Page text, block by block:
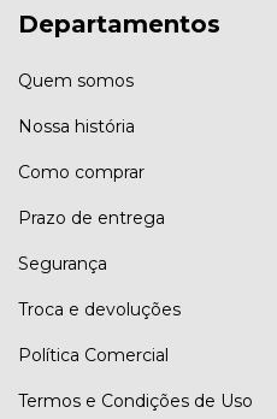
Departamentos
Quem somos
Nossa história
Como comprar
Prazo de entrega
Segurança
Troca e devoluções
Política Comercial
Termos e Condições de Uso